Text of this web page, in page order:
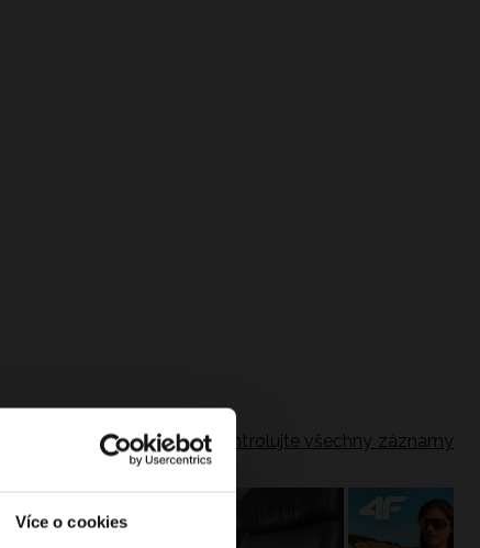
Více o cookies
Zkontrolujte všechny záznamy